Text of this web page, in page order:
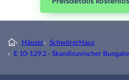
› Häuser› SchwörerHaus
› E 10-129.2 - Skandinavischer